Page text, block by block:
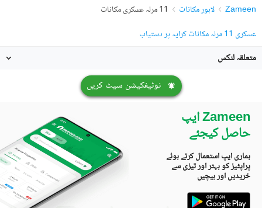
Zameen لاہور مکانات
11 مرلہ عسکری مکانات
عسکری 11 مرلہ مکانات کرایہ پر دستیاب
متعلقہ لنکس
نوٹیفکیشن سیٹ کریں
Zameen ایپ
حاصل کیجئے
ہماری ایپ استعمال کرتے ہوئے
پراپٹیز کو بہتر اور تیزی سے
خریدیں اور بیچیں